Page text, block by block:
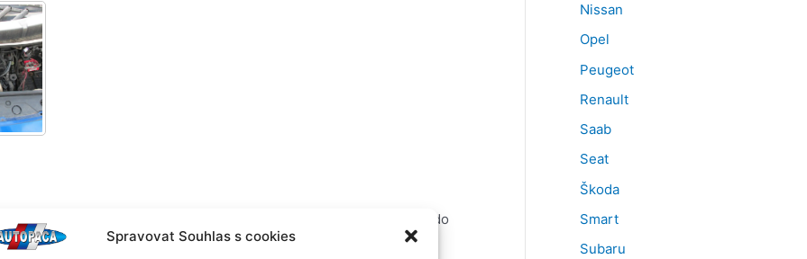
Spravovat Souhlas s cookies
motoru: M9R A7 (110kW). Volat pouze v pracovních dnech od 8:00 do
Nissan
Opel
Peugeot
Renault
Saab
Seat
Škoda
Smart
Subaru